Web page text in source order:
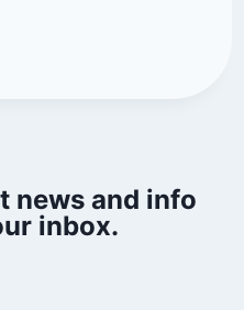
news and info
inbox.